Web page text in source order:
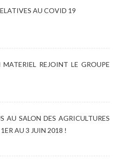
AU COVID 19
MATERIEL REJOINT LE GROUPE
AU SALON DES AGRICULTURES
AU 3 JUIN 2018 !